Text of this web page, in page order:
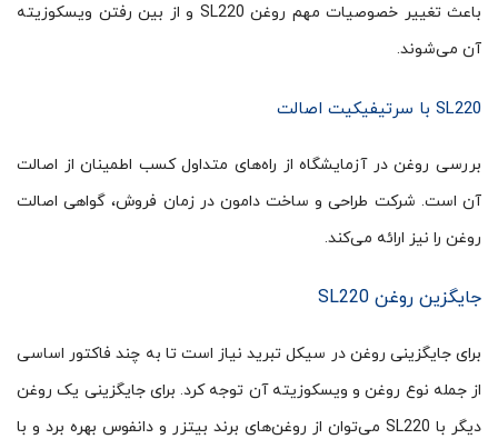
باعث تغییر خصوصیات مهم روغن SL220 و از بین رفتن ویسکوزیته
آن می‌شوند.
SL220 با سرتیفیکیت اصالت
بررسی روغن در آزمایشگاه از راه‌های متداول کسب اطمینان از اصالت
آن است. شرکت طراحی و ساخت دامون در زمان فروش، گواهی اصالت
روغن را نیز ارائه می‌کند.
جایگزین روغن SL220
برای جایگزینی روغن در سیکل تبرید نیاز است تا به چند فاکتور اساسی
از جمله نوع روغن و ویسکوزیته آن توجه کرد. برای جایگزینی یک روغن
دیگر با SL220 می‌توان از روغن‌های برند بیتزر و دانفوس بهره برد و با